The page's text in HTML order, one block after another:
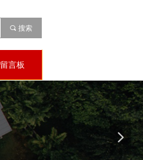
留言板
끠 搜索
넲